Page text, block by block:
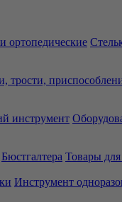
ортопедические
трости,
инструмент
Бюстгалтера Товары
Инструмент